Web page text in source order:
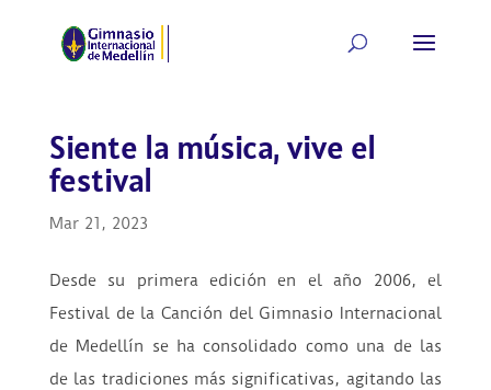
Siente la música, vive el
festival
Mar 21, 2023
Desde su primera edición en el año 2006, el
Festival de la Canción del Gimnasio Internacional
de Medellín se ha consolidado como una de las
de las tradiciones más significativas, agitando las